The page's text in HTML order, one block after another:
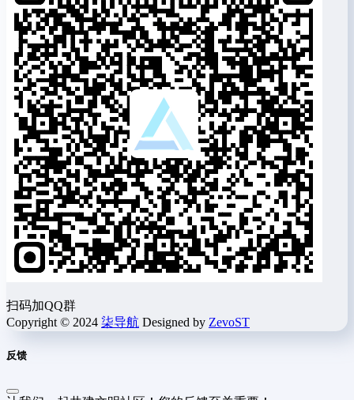
扫码加QQ群
Copyright © 2024 柒导航 Designed by ZevoST
反馈